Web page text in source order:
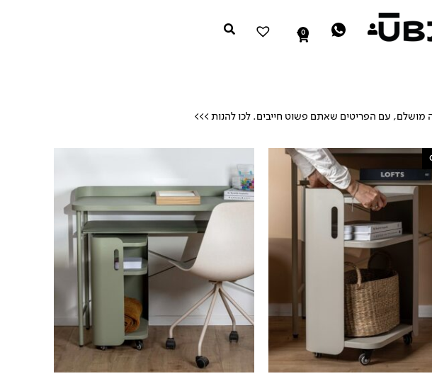
0
עגלת
קניות
מושלם, עם הפריטים שאתם פשוט חייבים. לכו להנות >>>
המחיר
הוא:
₪399.